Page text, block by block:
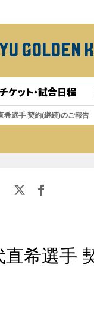
GOLDEN
チケット・試合日程
希選手 契約(継続)のご報告
直希選手